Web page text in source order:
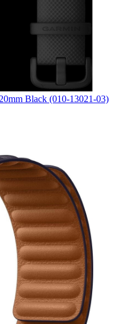
Black (010-13021-03)